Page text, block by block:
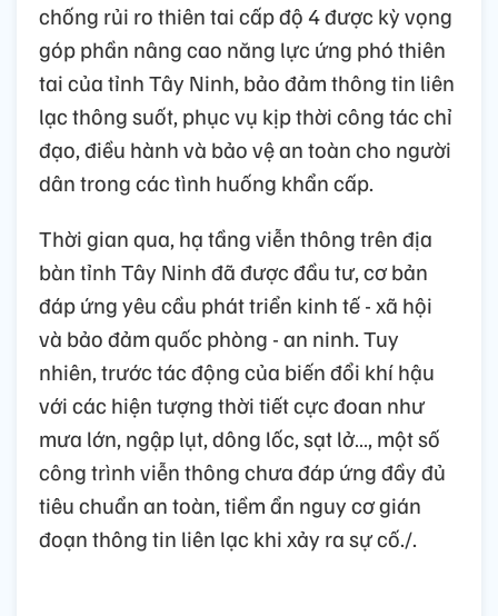
chống rủi ro thiên tai cấp độ 4 được kỳ vọng
góp phần nâng cao năng lực ứng phó thiên
tai của tỉnh Tây Ninh, bảo đảm thông tin liên
lạc thông suốt, phục vụ kịp thời công tác chỉ
đạo, điều hành và bảo vệ an toàn cho người
dân trong các tình huống khẩn cấp.
Thời gian qua, hạ tầng viễn thông trên địa
bàn tỉnh Tây Ninh đã được đầu tư, cơ bản
đáp ứng yêu cầu phát triển kinh tế - xã hội
và bảo đảm quốc phòng - an ninh. Tuy
nhiên, trước tác động của biến đổi khí hậu
với các hiện tượng thời tiết cực đoan như
mưa lớn, ngập lụt, dông lốc, sạt lở…, một số
công trình viễn thông chưa đáp ứng đầy đủ
tiêu chuẩn an toàn, tiềm ẩn nguy cơ gián
đoạn thông tin liên lạc khi xảy ra sự cố./.